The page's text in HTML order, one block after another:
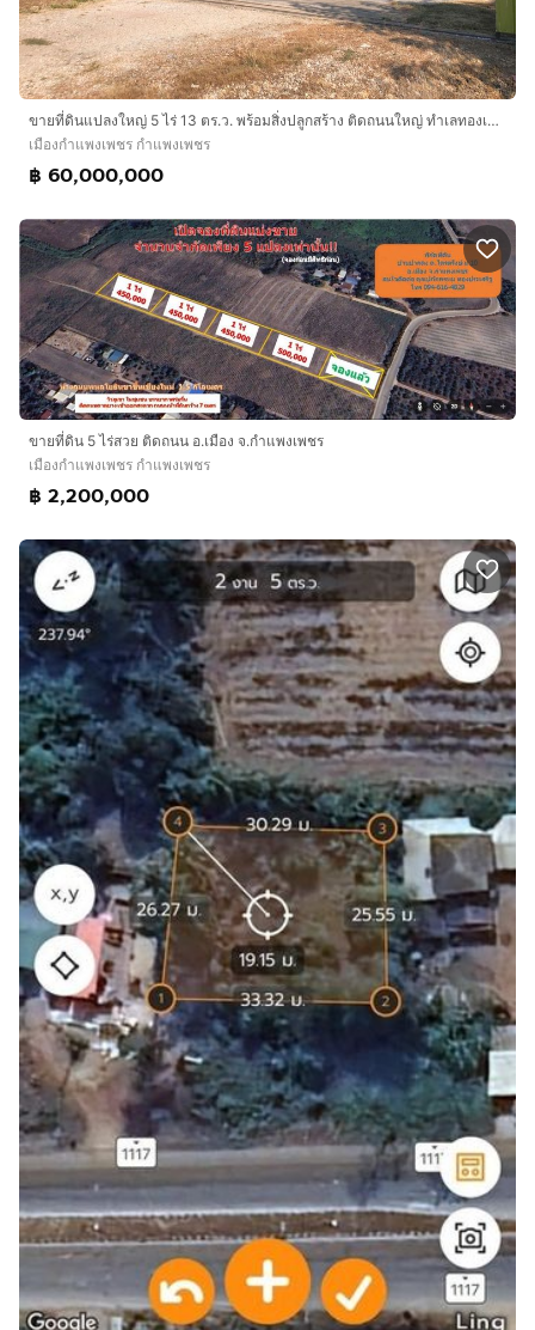
ขายที่ดินแปลงใหญ่ 5 ไร่ 13 ตร.ว. พร้อมสิ่งปลูกสร้าง ติดถนนใหญ่ ทำเลทองเพื่อการลงทุน
เมืองกำแพงเพชร กำแพงเพชร
฿ 60,000,000
ขายที่ดิน 5 ไร่สวย ติดถนน อ.เมือง จ.กำแพงเพชร
เมืองกำแพงเพชร กำแพงเพชร
฿ 2,200,000